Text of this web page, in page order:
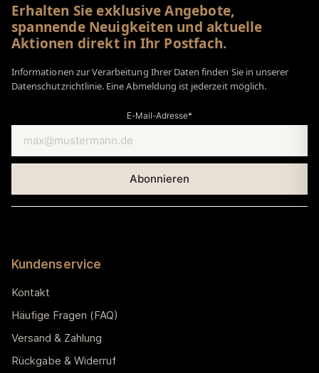
Erhalten Sie exklusive Angebote,
spannende Neuigkeiten und aktuelle
Aktionen direkt in Ihr Postfach.
Informationen zur Verarbeitung Ihrer Daten finden Sie in unserer
Datenschutzrichtlinie. Eine Abmeldung ist jederzeit möglich.
E-Mail-Adresse*
Kundenservice
Kontakt
Häufige Fragen (FAQ)
Versand & Zahlung
Rückgabe & Widerruf